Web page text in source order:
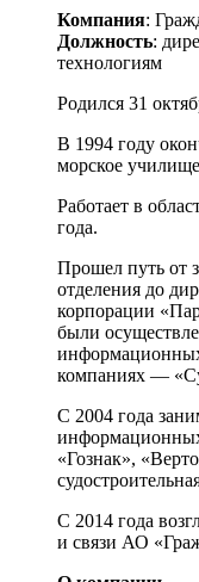
Компания:
Должность:
технологиям
Родился 31
В 1994 году
морское
Работает в
года.
Прошел путь от
отделения до
корпорации
были
компаниях —
С 2004 года
«Гознак»,
С 2014 года
и связи АО